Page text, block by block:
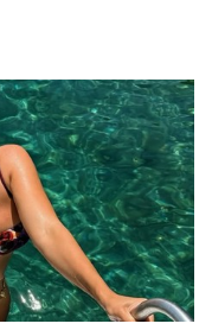
nakon
Girls",
Šta
iza kulisa